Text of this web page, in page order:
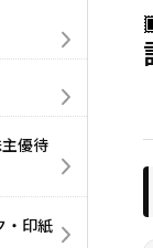
優待
・印紙